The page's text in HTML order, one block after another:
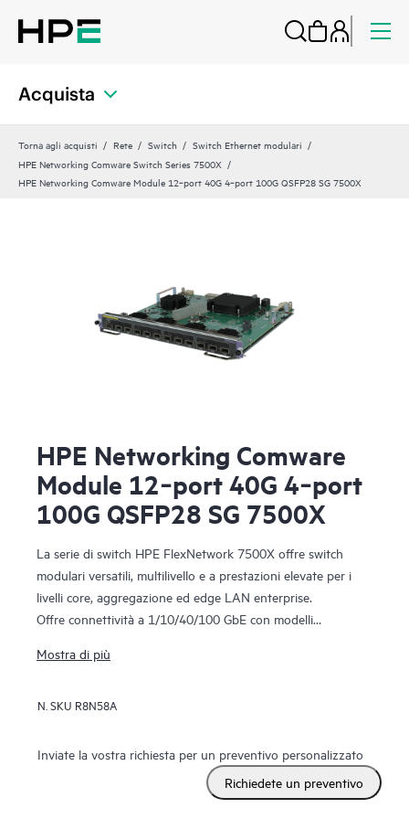
Acquista
Torna agli acquisti Rete Switch
Switch Ethernet modulari
HPE Networking Comware Switch Series 7500X
HPE Networking Comware Module 12‑port 40G 4‑port 100G QSFP28 SG 7500X
HPE Networking Comware
Module 12‑port 40G 4‑port
100G QSFP28 SG 7500X
La serie di switch HPE FlexNetwork 7500X offre switch
modulari versatili, multilivello e a prestazioni elevate per i
livelli core, aggregazione ed edge LAN enterprise.
Offre connettività a 1/10/40/100 GbE con modelli
futuri. La larghezza di banda di switching superiore (480
ambienti mission-critical. Le reti VXLAN (Virtual Extensible
scalabilità e un miglior utilizzo dei percorsi di rete disponibili.
La telemetria delle applicazioni offre capacità e utilizzo degli
switch in tempo reale. Il supporto per funzionalità IPv4/IPv6
Mostra di più
N. SKU R8N58A
Inviate la vostra richiesta per un preventivo personalizzato
Richiedete un preventivo